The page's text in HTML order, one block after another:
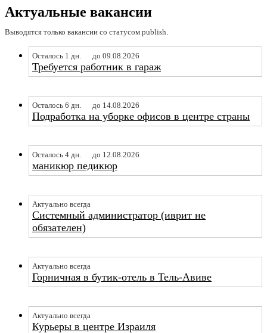
Актуальные вакансии
Выводятся только вакансии со статусом publish.
Осталось 1 дн. до 09.08.2026
Требуется работник в гараж
Осталось 6 дн. до 14.08.2026
Подработка на уборке офисов в центре страны
Осталось 4 дн. до 12.08.2026
маникюр педикюр
Актуально всегда
Системный администратор (иврит не
обязателен)
Актуально всегда
Горничная в бутик-отель в Тель-Авиве
Актуально всегда
Курьеры в центре Израиля